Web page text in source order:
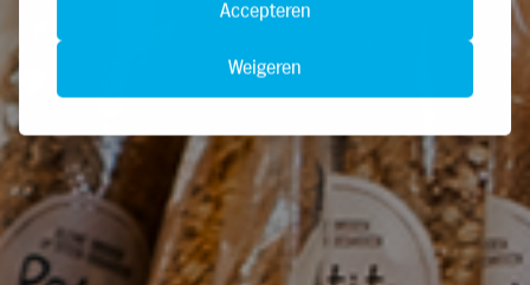
Weigeren
Accepteren